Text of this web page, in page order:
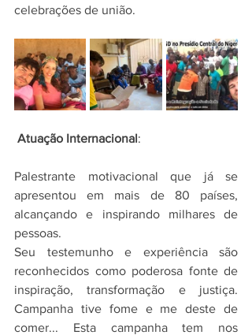
celebrações de união.
Atuação Internacional:
Palestrante motivacional que já se
apresentou em mais de 80 países,
alcançando e inspirando milhares de
pessoas.
Seu testemunho e experiência são
reconhecidos como poderosa fonte de
inspiração, transformação e justiça.
Campanha tive fome e me deste de
comer... Esta campanha tem nos